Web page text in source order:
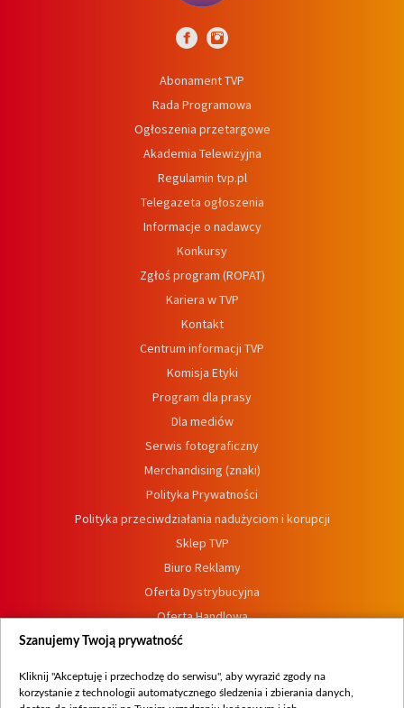
Abonament TVP
Rada Programowa
Ogłoszenia przetargowe
Akademia Telewizyjna
Regulamin tvp.pl
Telegazeta ogłoszenia
Informacje o nadawcy
Konkursy
Zgłoś program (ROPAT)
Kariera w TVP
Kontakt
Centrum informacji TVP
Komisja Etyki
Program dla prasy
Dla mediów
Serwis fotograficzny
Merchandising (znaki)
Polityka Prywatności
Polityka przeciwdziałania nadużyciom i korupcji
Sklep TVP
Biuro Reklamy
Oferta Dystrybucyjna
Oferta Handlowa
Dostępność
Procedura zgłoszeń wewnętrznych
Szanujemy Twoją prywatność
Kliknij "Akceptuję i przechodzę do serwisu", aby wyrazić zgody na
korzystanie z technologii automatycznego śledzenia i zbierania danych,